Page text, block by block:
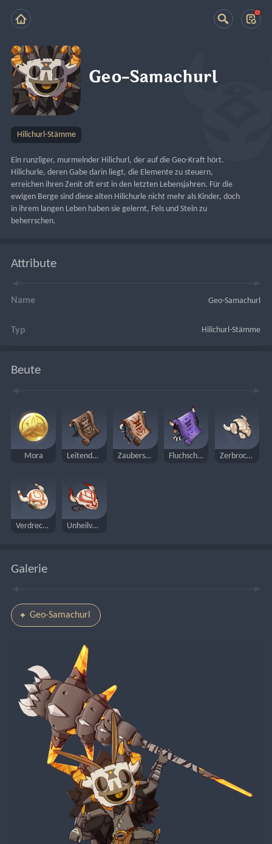
Geo-Samachurl
Hilichurl-Stämme
Ein runzliger, murmelnder Hilichurl, der auf die Geo-Kraft hört.
Hilichurle, deren Gabe darin liegt, die Elemente zu steuern,
erreichen ihren Zenit oft erst in den letzten Lebensjahren. Für die
ewigen Berge sind diese alten Hilichurle nicht mehr als Kinder, doch
in ihrem langen Leben haben sie gelernt, Fels und Stein zu
beherrschen.
Attribute
Name Geo-Samachurl
Typ Hilichurl-Stämme
Beute
Mora Leitende Schriftrolle Zaubersiegel-Schriftrolle Fluchschriftrolle Zerbrochene Maske
Verdreckte Maske Unheilvolle Maske
Galerie
Geo-Samachurl